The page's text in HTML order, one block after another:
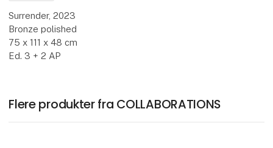
Surrender, 2023
Bronze polished
75 x 111 x 48 cm
Ed. 3 + 2 AP
Flere produkter fra COLLABORATIONS